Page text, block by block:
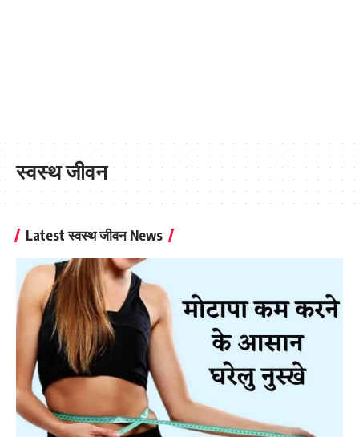
स्वस्थ जीवन
Latest स्वस्थ जीवन News